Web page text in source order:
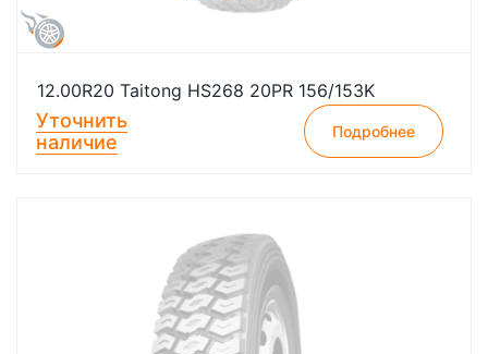
12.00R20 Taitong HS268 20PR 156/153K
Уточнить
наличие
Подробнее